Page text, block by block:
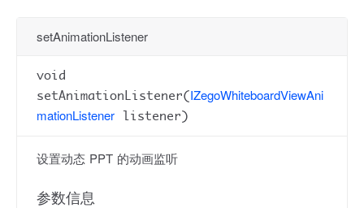
setAnimationListener
void
setAnimationListener(IZegoWhiteboardViewAni
mationListener listener)
设置动态 PPT 的动画监听
参数信息